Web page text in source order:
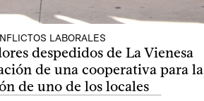
LABORALES
despedidos de La Vienesa
de una cooperativa para la
de uno de los locales